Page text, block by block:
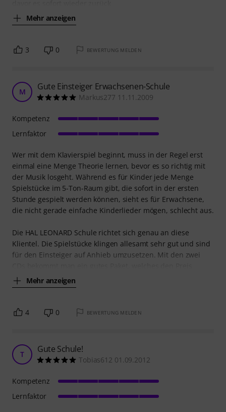
Mehr anzeigen
3 0 BEWERTUNG MELDEN
M Gute Einsteiger Erwachsenen-Schule
Markus277 11.11.2009
Wer mit dem Klavierspiel beginnt, muss in der Regel erst
einmal eine Menge Theorie lernen, bevor es so richtig mit
der Musik losgeht. Während es für Kinder jede Menge
Spielstücke im 5-Ton-Raum gibt, die sofort in der ersten
Stunde gespielt werden können, sieht es für Erwachsene,
die nicht gerade einfache Kinderlieder mögen, schlecht aus.
Die HAL LEONARD Schule richtet sich genau an diese
Klientel. Die Spielstücke klingen allesamt sehr gut und sind
für den Einsteiger auf Anhieb umzusetzen. Mit den zwei
Mehr anzeigen
Kompetenz
Lernfaktor
4 0 BEWERTUNG MELDEN
T Gute Schule!
Tobias612 01.09.2012
Kompetenz
Lernfaktor